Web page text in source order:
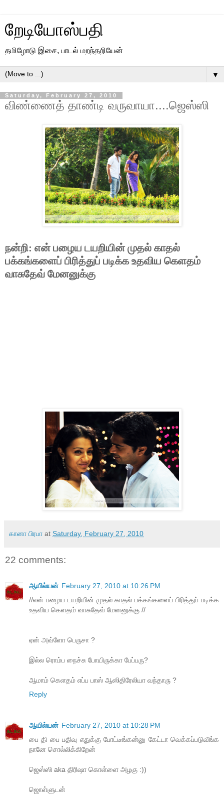
றேடியோஸ்பதி
தமிழோடு இசை, பாடல் மறந்தறியேன்
▼
Saturday, February 27, 2010
விண்ணைத் தாண்டி வருவாயா....ஜெஸ்ஸி
நன்றி: என் பழைய டயறியின் முதல் காதல்
பக்கங்களைப் பிரித்துப் படிக்க உதவிய கெளதம்
வாசுதேவ் மேனனுக்கு
கானா பிரபா at Saturday, February 27, 2010
22 comments:
ஆயில்யன் February 27, 2010 at 10:26 PM
//என் பழைய டயறியின் முதல் காதல் பக்கங்களைப் பிரித்துப் படிக்க
உதவிய கெளதம் வாசுதேவ் மேனனுக்கு //
ஏன் அவ்ளோ பெருசா ?
இல்ல ரொம்ப நைச்சு போயிருக்கா பேப்பரு?
ஆமாம் கெளதம் எப்ப பாஸ் ஆஸிதிரேலியா வந்தாரு ?
Reply
ஆயில்யன் February 27, 2010 at 10:28 PM
பை தி பை பதிவு எதுக்கு போட்டீங்கன்னு கேட்டா வெக்கப்படுவீங்க
நானே சொல்லிக்கிறேன்
ஜெஸ்ஸி aka திரிஷா கொள்ளை அழகு :))
ஜொள்ளுடன்